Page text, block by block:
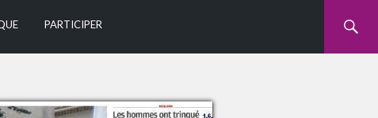
PARTICIPER